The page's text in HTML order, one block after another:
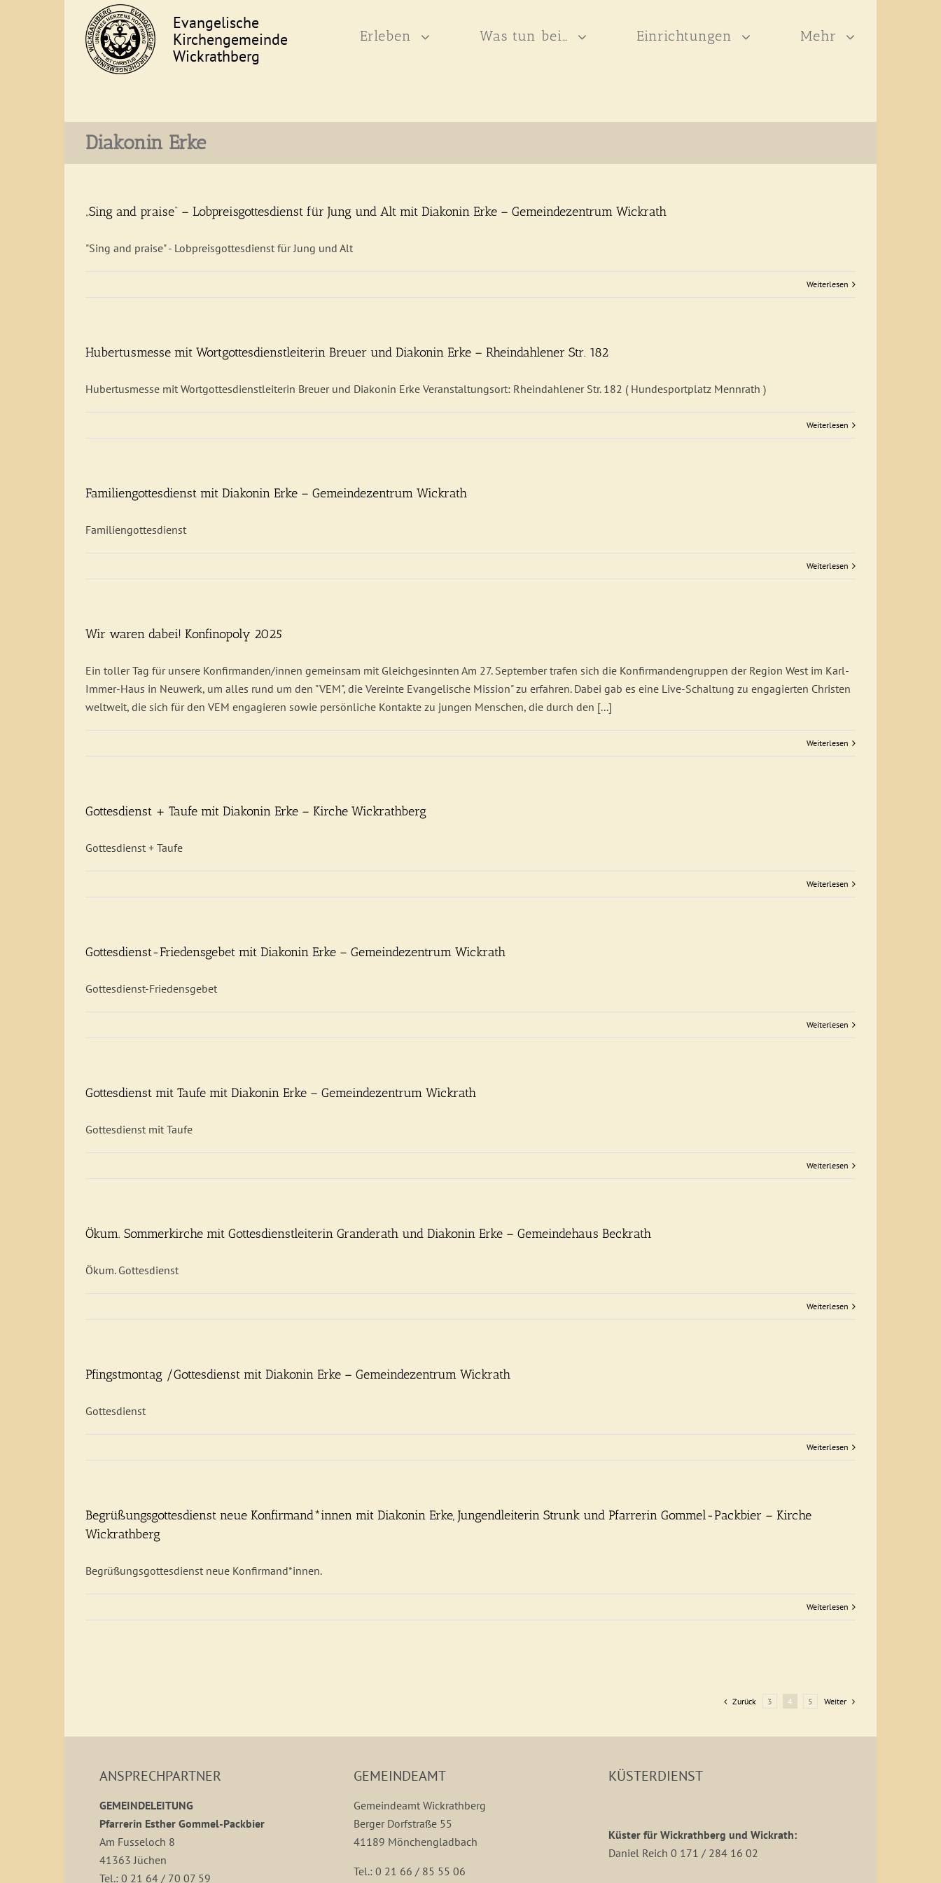
Erleben Was tun bei… Einrichtungen Mehr
Diakonin Erke
„Sing and praise“ – Lobpreisgottesdienst für Jung und Alt mit Diakonin Erke – Gemeindezentrum Wickrath
"Sing and praise" - Lobpreisgottesdienst für Jung und Alt
Weiterlesen
Hubertusmesse mit Wortgottesdienstleiterin Breuer und Diakonin Erke – Rheindahlener Str. 182
Hubertusmesse mit Wortgottesdienstleiterin Breuer und Diakonin Erke Veranstaltungsort: Rheindahlener Str. 182 ( Hundesportplatz Mennrath )
Weiterlesen
Familiengottesdienst mit Diakonin Erke – Gemeindezentrum Wickrath
Familiengottesdienst
Weiterlesen
Wir waren dabei! Konfinopoly 2025
Ein toller Tag für unsere Konfirmanden/innen gemeinsam mit Gleichgesinnten Am 27. September trafen sich die Konfirmandengruppen der Region West im Karl-
Immer-Haus in Neuwerk, um alles rund um den "VEM", die Vereinte Evangelische Mission" zu erfahren. Dabei gab es eine Live-Schaltung zu engagierten Christen
weltweit, die sich für den VEM engagieren sowie persönliche Kontakte zu jungen Menschen, die durch den [...]
Weiterlesen
Gottesdienst + Taufe mit Diakonin Erke – Kirche Wickrathberg
Gottesdienst + Taufe
Weiterlesen
Gottesdienst-Friedensgebet mit Diakonin Erke – Gemeindezentrum Wickrath
Gottesdienst-Friedensgebet
Weiterlesen
Gottesdienst mit Taufe mit Diakonin Erke – Gemeindezentrum Wickrath
Gottesdienst mit Taufe
Weiterlesen
Ökum. Sommerkirche mit Gottesdienstleiterin Granderath und Diakonin Erke – Gemeindehaus Beckrath
Ökum. Gottesdienst
Weiterlesen
Pfingstmontag /Gottesdienst mit Diakonin Erke – Gemeindezentrum Wickrath
Gottesdienst
Weiterlesen
Begrüßungsgottesdienst neue Konfirmand*innen mit Diakonin Erke, Jungendleiterin Strunk und Pfarrerin Gommel-Packbier – Kirche
Wickrathberg
Begrüßungsgottesdienst neue Konfirmand*innen.
Weiterlesen
Zurück 3 4 5 Weiter
ANSPRECHPARTNER
GEMEINDELEITUNG
Pfarrerin Esther Gommel-Packbier
Am Fusseloch 8
41363 Jüchen
Tel.: 0 21 64 / 70 07 59
GEMEINDEAMT
Gemeindeamt Wickrathberg
Berger Dorfstraße 55
41189 Mönchengladbach
Tel.: 0 21 66 / 85 55 06
KÜSTERDIENST
Küster für Wickrathberg und Wickrath:
Daniel Reich 0 171 / 284 16 02